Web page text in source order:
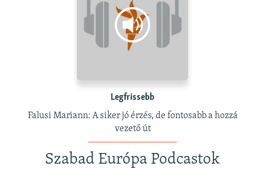
Legfrissebb
Falusi Mariann: A siker jó érzés, de fontosabb a hozzá
vezető út
Szabad Európa Podcastok